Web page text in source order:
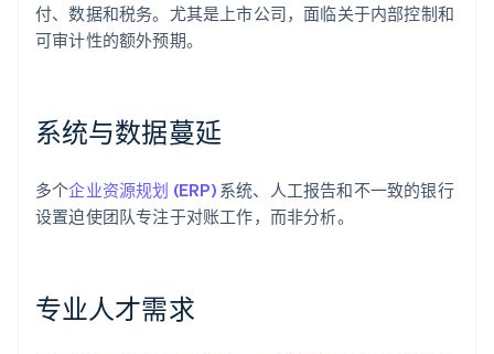
付、数据和税务。尤其是上市公司，面临关于内部控制和
可审计性的额外预期。
系统与数据蔓延
多个企业资源规划 (ERP)系统、人工报告和不一致的银行
设置迫使团队专注于对账工作，而非分析。
专业人才需求